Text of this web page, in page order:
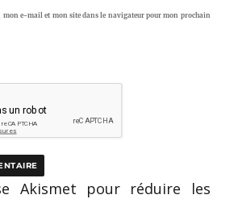
mon e-mail et mon site dans le navigateur pour mon prochain
Akismet pour réduire les